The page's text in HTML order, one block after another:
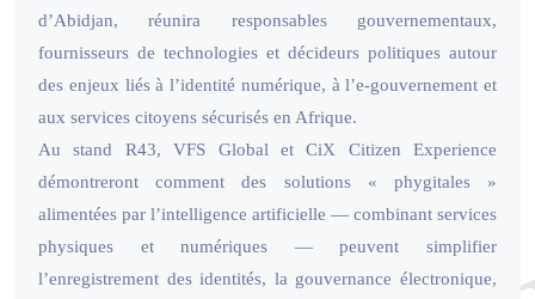
d’Abidjan, réunira responsables gouvernementaux,
fournisseurs de technologies et décideurs politiques autour
des enjeux liés à l’identité numérique, à l’e-gouvernement et
aux services citoyens sécurisés en Afrique.
Au stand R43, VFS Global et CiX Citizen Experience
démontreront comment des solutions « phygitales »
alimentées par l’intelligence artificielle — combinant services
physiques et numériques — peuvent simplifier
l’enregistrement des identités, la gouvernance électronique,